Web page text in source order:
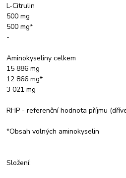
L-Citrulin
500 mg
500 mg*
-
Aminokyseliny celkem
15 886 mg
12 866 mg*
3 021 mg
RHP - referenční hodnota příjmu
*Obsah volných aminokyselin
Složení: